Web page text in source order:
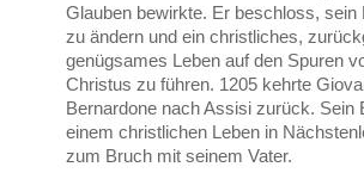
Glauben bewirkte. Er beschloss, sein
zu ändern und ein christliches,
genügsames Leben auf den Spuren
Christus zu führen. 1205 kehrte
Bernardone nach Assisi zurück. Sein
einem christlichen Leben in
zum Bruch mit seinem Vater.